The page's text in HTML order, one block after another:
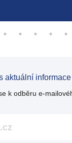
aktuální
k odběru e-